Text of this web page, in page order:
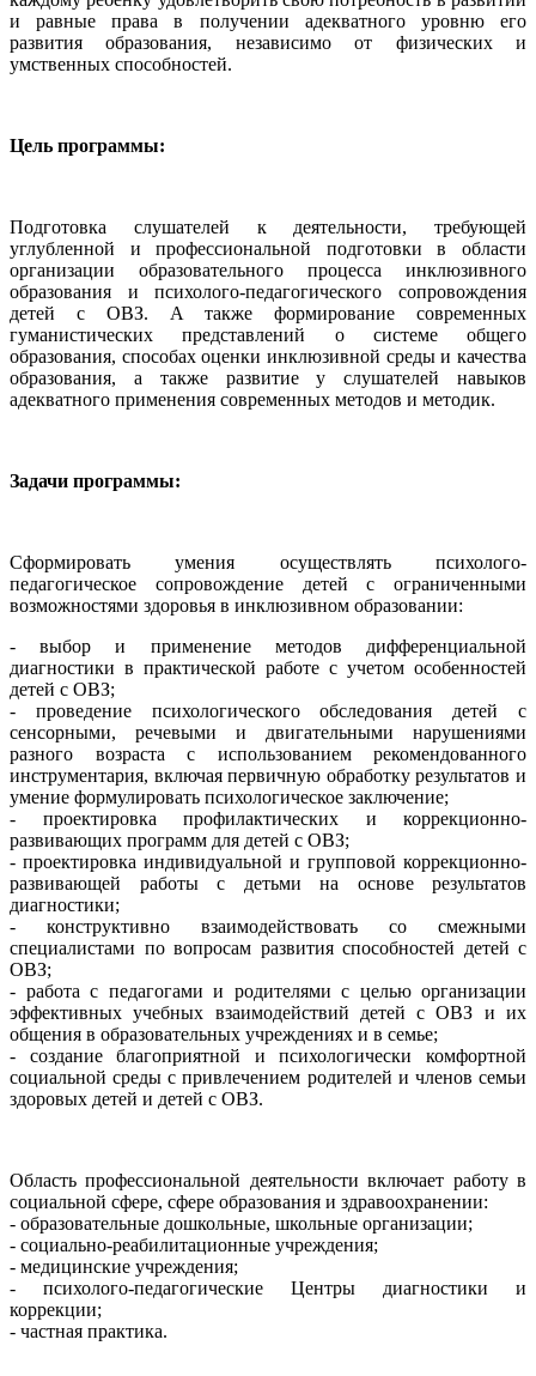
и равные права в получении адекватного уровню его
развития образования, независимо от физических и
умственных способностей.
Цель программы:
Подготовка слушателей к деятельности, требующей
углубленной и профессиональной подготовки в области
организации образовательного процесса инклюзивного
образования и психолого-педагогического сопровождения
детей с ОВЗ. А также формирование современных
гуманистических представлений о системе общего
образования, способах оценки инклюзивной среды и качества
образования, а также развитие у слушателей навыков
адекватного применения современных методов и методик.
Задачи программы:
Сформировать умения осуществлять психолого-
педагогическое сопровождение детей с ограниченными
возможностями здоровья в инклюзивном образовании:
- выбор и применение методов дифференциальной
диагностики в практической работе с учетом особенностей
детей с ОВЗ;
- проведение психологического обследования детей с
сенсорными, речевыми и двигательными нарушениями
разного возраста с использованием рекомендованного
инструментария, включая первичную обработку результатов и
умение формулировать психологическое заключение;
- проектировка профилактических и коррекционно-
развивающих программ для детей с ОВЗ;
- проектировка индивидуальной и групповой коррекционно-
развивающей работы с детьми на основе результатов
диагностики;
- конструктивно взаимодействовать со смежными
специалистами по вопросам развития способностей детей с
ОВЗ;
- работа с педагогами и родителями с целью организации
эффективных учебных взаимодействий детей с ОВЗ и их
общения в образовательных учреждениях и в семье;
- создание благоприятной и психологически комфортной
социальной среды с привлечением родителей и членов семьи
здоровых детей и детей с ОВЗ.
Область профессиональной деятельности включает работу в
социальной сфере, сфере образования и здравоохранении:
- образовательные дошкольные, школьные организации;
- социально-реабилитационные учреждения;
- медицинские учреждения;
- психолого-педагогические Центры диагностики и
коррекции;
- частная практика.